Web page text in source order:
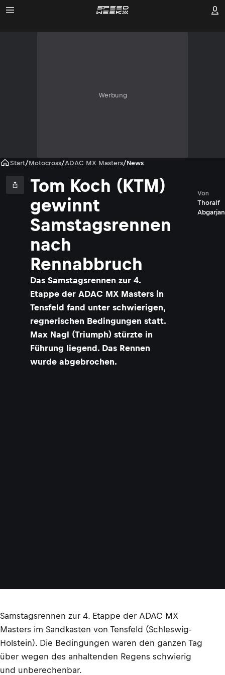
Werbung
Start/Motocross/ADAC MX Masters/News
Tom Koch (KTM)
gewinnt
Samstagsrennen
nach
Rennabbruch
Das Samstagsrennen zur 4.
Etappe der ADAC MX Masters in
Tensfeld fand unter schwierigen,
regnerischen Bedingungen statt.
Max Nagl (Triumph) stürzte in
Führung liegend. Das Rennen
wurde abgebrochen.
Thoralf
Abgarjan
Von
Samstagsrennen zur 4. Etappe der ADAC MX
Masters im Sandkasten von Tensfeld (Schleswig-
Holstein). Die Bedingungen waren den ganzen Tag
über wegen des anhaltenden Regens schwierig
und unberechenbar.